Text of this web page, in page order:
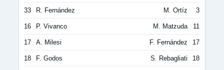
33 R. Fernández M. Ortíz 3
16 P. Vivanco M. Matzuda 11
17 A. Milesi F. Fernández 17
18 F. Godos S. Rebagliati 18